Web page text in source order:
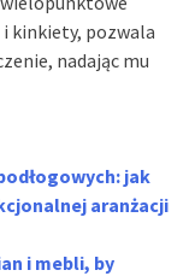
kinkiety, pozwala
nadając mu
jak
aranżacji
i mebli, by